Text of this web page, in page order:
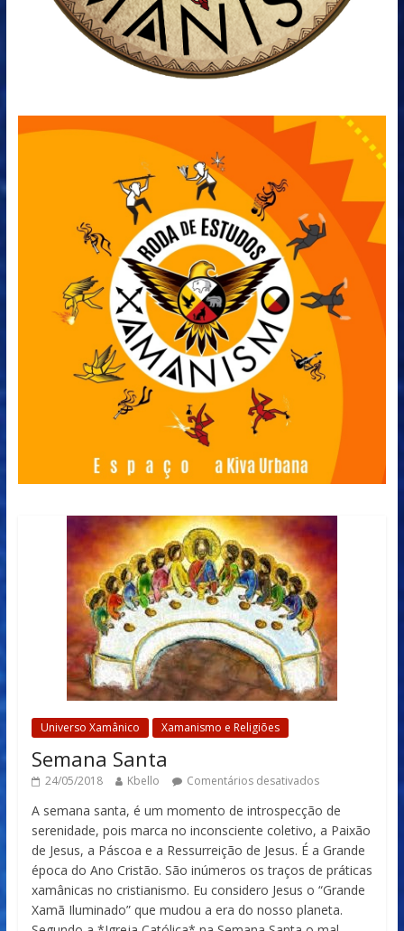
Universo Xamânico Xamanismo e Religiões
Semana Santa
24/05/2018 Kbello Comentários desativados
A semana santa, é um momento de introspecção de
serenidade, pois marca no inconsciente coletivo, a Paixão
de Jesus, a Páscoa e a Ressurreição de Jesus. É a Grande
época do Ano Cristão. São inúmeros os traços de práticas
xamânicas no cristianismo. Eu considero Jesus o “Grande
Xamã Iluminado” que mudou a era do nosso planeta.